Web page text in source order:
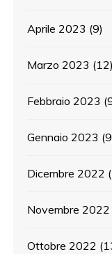
Aprile 2023 (9)
Marzo 2023 (12)
Febbraio 2023
Gennaio 2023
Dicembre 2022
Novembre 2022
Ottobre 2022